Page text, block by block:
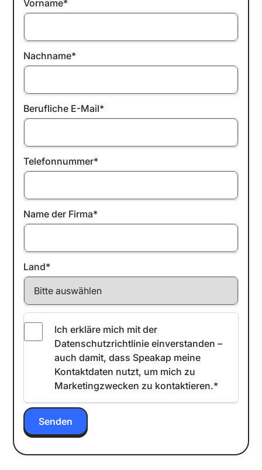
Vorname*
Nachname*
Berufliche E-Mail*
Telefonnummer*
Name der Firma*
Land*
Ich erkläre mich mit der
Datenschutzrichtlinie einverstanden –
auch damit, dass Speakap meine
Kontaktdaten nutzt, um mich zu
Marketingzwecken zu kontaktieren.*